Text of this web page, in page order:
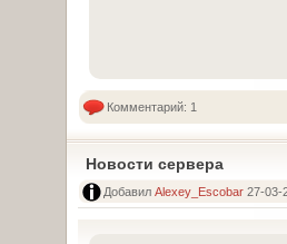
Комментарий: 1
Новости сервера
Добавил Alexey_Escobar 27-03-